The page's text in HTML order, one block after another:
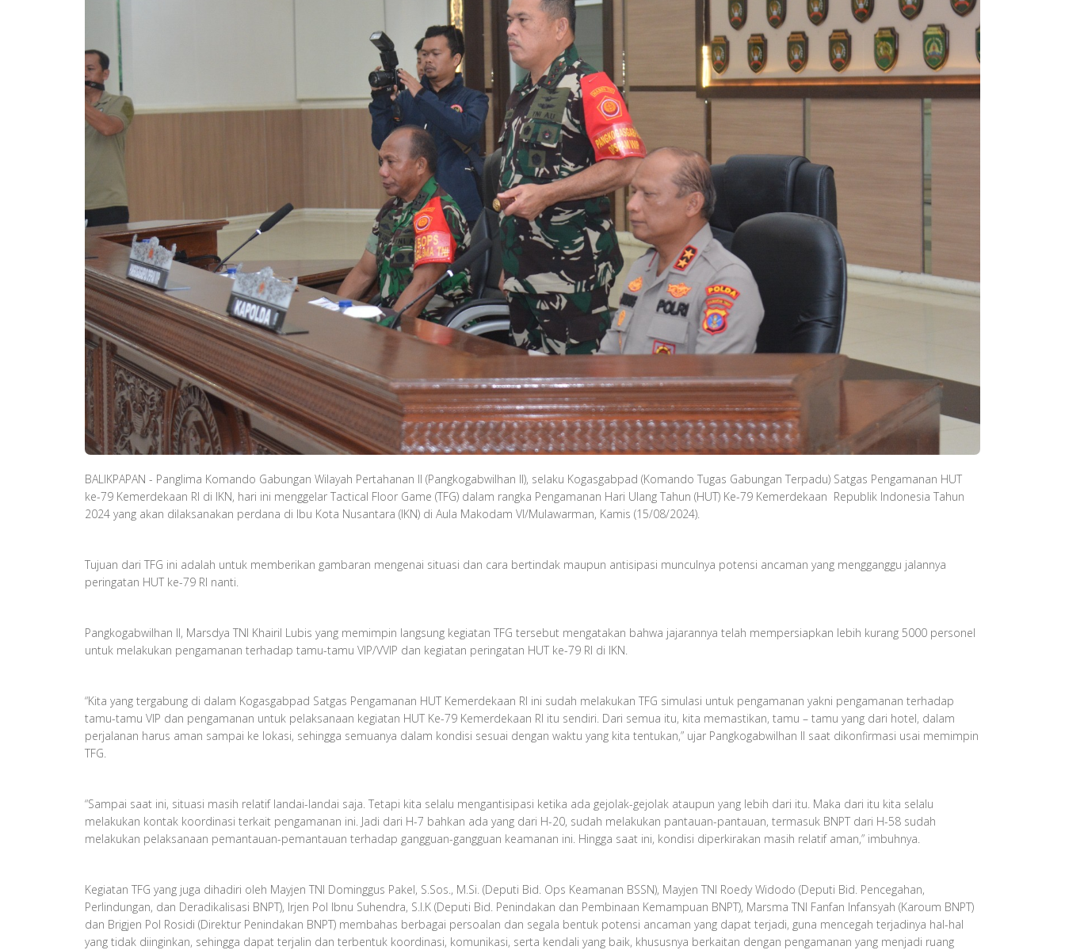
BALIKPAPAN - Panglima Komando Gabungan Wilayah Pertahanan II (Pangkogabwilhan II), selaku Kogasgabpad (Komando Tugas Gabungan Terpadu) Satgas Pengamanan HUT
ke-79 Kemerdekaan RI di IKN, hari ini menggelar Tactical Floor Game (TFG) dalam rangka Pengamanan Hari Ulang Tahun (HUT) Ke-79 Kemerdekaan Republik Indonesia Tahun
2024 yang akan dilaksanakan perdana di Ibu Kota Nusantara (IKN) di Aula Makodam VI/Mulawarman, Kamis (15/08/2024).
Tujuan dari TFG ini adalah untuk memberikan gambaran mengenai situasi dan cara bertindak maupun antisipasi munculnya potensi ancaman yang mengganggu jalannya
peringatan HUT ke-79 RI nanti.
Pangkogabwilhan II, Marsdya TNI Khairil Lubis yang memimpin langsung kegiatan TFG tersebut mengatakan bahwa jajarannya telah mempersiapkan lebih kurang 5000 personel
untuk melakukan pengamanan terhadap tamu-tamu VIP/VVIP dan kegiatan peringatan HUT ke-79 RI di IKN.
“Kita yang tergabung di dalam Kogasgabpad Satgas Pengamanan HUT Kemerdekaan RI ini sudah melakukan TFG simulasi untuk pengamanan yakni pengamanan terhadap
tamu-tamu VIP dan pengamanan untuk pelaksanaan kegiatan HUT Ke-79 Kemerdekaan RI itu sendiri. Dari semua itu, kita memastikan, tamu – tamu yang dari hotel, dalam
perjalanan harus aman sampai ke lokasi, sehingga semuanya dalam kondisi sesuai dengan waktu yang kita tentukan,” ujar Pangkogabwilhan II saat dikonfirmasi usai memimpin
TFG.
“Sampai saat ini, situasi masih relatif landai-landai saja. Tetapi kita selalu mengantisipasi ketika ada gejolak-gejolak ataupun yang lebih dari itu. Maka dari itu kita selalu
melakukan kontak koordinasi terkait pengamanan ini. Jadi dari H-7 bahkan ada yang dari H-20, sudah melakukan pantauan-pantauan, termasuk BNPT dari H-58 sudah
melakukan pelaksanaan pemantauan-pemantauan terhadap gangguan-gangguan keamanan ini. Hingga saat ini, kondisi diperkirakan masih relatif aman,” imbuhnya.
Kegiatan TFG yang juga dihadiri oleh Mayjen TNI Dominggus Pakel, S.Sos., M.Si. (Deputi Bid. Ops Keamanan BSSN), Mayjen TNI Roedy Widodo (Deputi Bid. Pencegahan,
Perlindungan, dan Deradikalisasi BNPT), Irjen Pol Ibnu Suhendra, S.I.K (Deputi Bid. Penindakan dan Pembinaan Kemampuan BNPT), Marsma TNI Fanfan Infansyah (Karoum BNPT)
dan Brigjen Pol Rosidi (Direktur Penindakan BNPT) membahas berbagai persoalan dan segala bentuk potensi ancaman yang dapat terjadi, guna mencegah terjadinya hal-hal
yang tidak diinginkan, sehingga dapat terjalin dan terbentuk koordinasi, komunikasi, serta kendali yang baik, khususnya berkaitan dengan pengamanan yang menjadi ruang